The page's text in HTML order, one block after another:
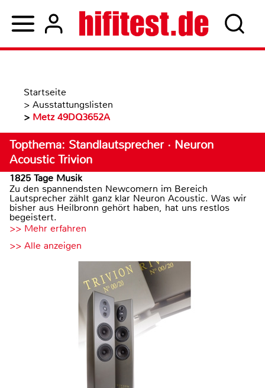
Startseite
> Ausstattungslisten
> Metz 49DQ3652A
Topthema: Standlautsprecher · Neuron
Acoustic Trivion
1825 Tage Musik
Zu den spannendsten Newcomern im Bereich
Lautsprecher zählt ganz klar Neuron Acoustic. Was wir
bisher aus Heilbronn gehört haben, hat uns restlos
begeistert.
>> Mehr erfahren
>> Alle anzeigen